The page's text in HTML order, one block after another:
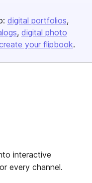
digital portfolios
digital photo
your flipbook.
interactive
every channel.